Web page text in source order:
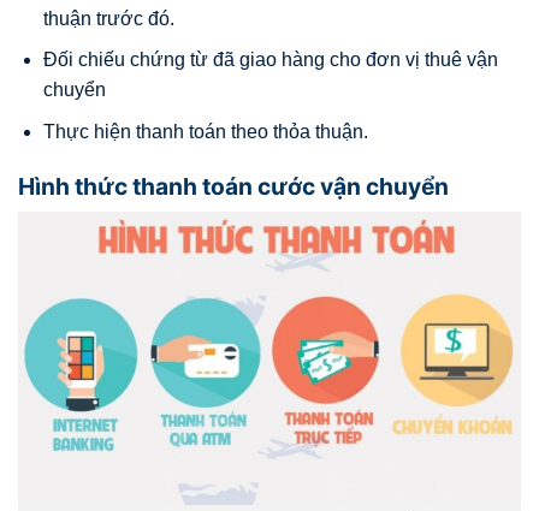
thuận trước đó.
Đối chiếu chứng từ đã giao hàng cho đơn vị thuê vận
chuyển
Thực hiện thanh toán theo thỏa thuận.
Hình thức thanh toán cước vận chuyển